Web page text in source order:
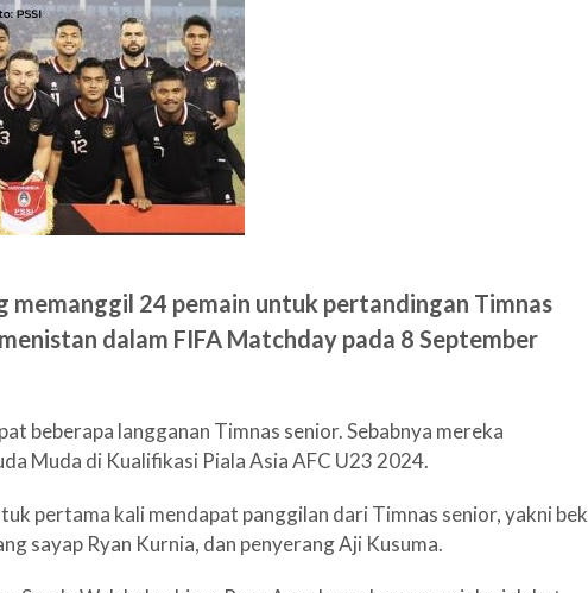
memanggil 24 pemain untuk pertandingan Timnas
dalam FIFA Matchday pada 8 September
beberapa langganan Timnas senior. Sebabnya mereka
Muda di Kualifikasi Piala Asia AFC U23 2024.
pertama kali mendapat panggilan dari Timnas senior, yakni bek
sayap Ryan Kurnia, dan penyerang Aji Kusuma.